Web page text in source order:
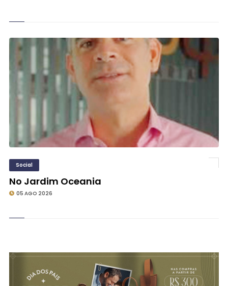
Social
No Jardim Oceania
05 AGO 2026